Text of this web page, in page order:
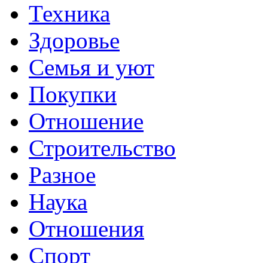
Техника
Здоровье
Семья и уют
Покупки
Отношение
Строительство
Разное
Наука
Отношения
Спорт